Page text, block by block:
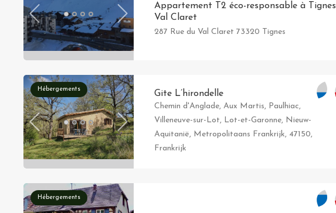
Appartement T2 éco-responsable à Tignes
Val Claret
287 Rue du Val Claret 73320 Tignes
Hébergements Gite L’hirondelle
Chemin d'Anglade, Aux Martis, Paulhiac,
Villeneuve-sur-Lot, Lot-et-Garonne, Nieuw-
Aquitanië, Metropolitaans Frankrijk, 47150,
Frankrijk
Hébergements